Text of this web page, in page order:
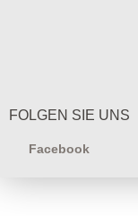
FOLGEN SIE UNS
Facebook